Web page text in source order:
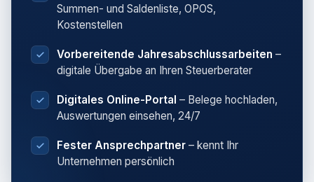
Summen- und Saldenliste, OPOS,
Kostenstellen
Vorbereitende Jahresabschlussarbeiten –
digitale Übergabe an Ihren Steuerberater
Digitales Online-Portal – Belege hochladen,
Auswertungen einsehen, 24/7
Fester Ansprechpartner – kennt Ihr
Unternehmen persönlich